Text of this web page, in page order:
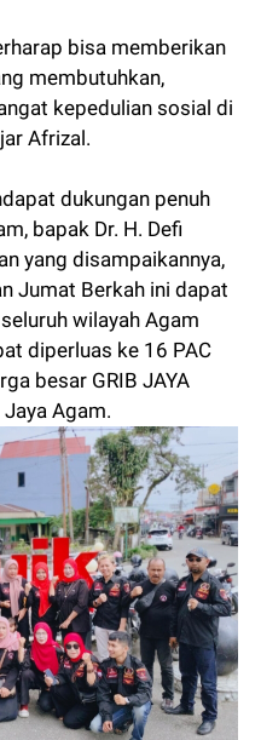
bisa memberikan
membutuhkan,
kepedulian sosial di
Afrizal.
dukungan penuh
bapak Dr. H. Defi
yang disampaikannya,
Jumat Berkah ini dapat
wilayah Agam
diperluas ke 16 PAC
besar GRIB JAYA
Agam.